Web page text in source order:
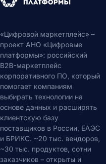
«Цифровой маркетплейс» –
проект АНО «Цифровые
платформы»: российский
B2B-маркетплейс
корпоративного ПО, который
помогает компаниям
выбирать технологии на
основе данных и расширять
клиентскую базу
поставщиков в России, ЕАЭС
и БРИКС. ~20 тыс. вендоров,
~30 тыс. продуктов, сотни
заказчиков – открыты и